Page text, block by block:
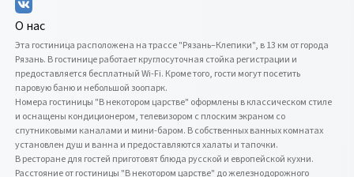
О нас
Эта гостиница расположена на трассе "Рязань–Клепики", в 13 км от города
Рязань. В гостинице работает круглосуточная стойка регистрации и
предоставляется бесплатный Wi-Fi. Кроме того, гости могут посетить
паровую баню и небольшой зоопарк.
Номера гостиницы "В некотором царстве" оформлены в классическом стиле
и оснащены кондиционером, телевизором с плоским экраном со
спутниковыми каналами и мини-баром. В собственных ванных комнатах
установлен душ и ванна и предоставляются халаты и тапочки.
В ресторане для гостей приготовят блюда русской и европейской кухни.
Расстояние от гостиницы "В некотором царстве" до железнодорожного